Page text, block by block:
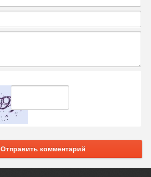
Отправить комментарий